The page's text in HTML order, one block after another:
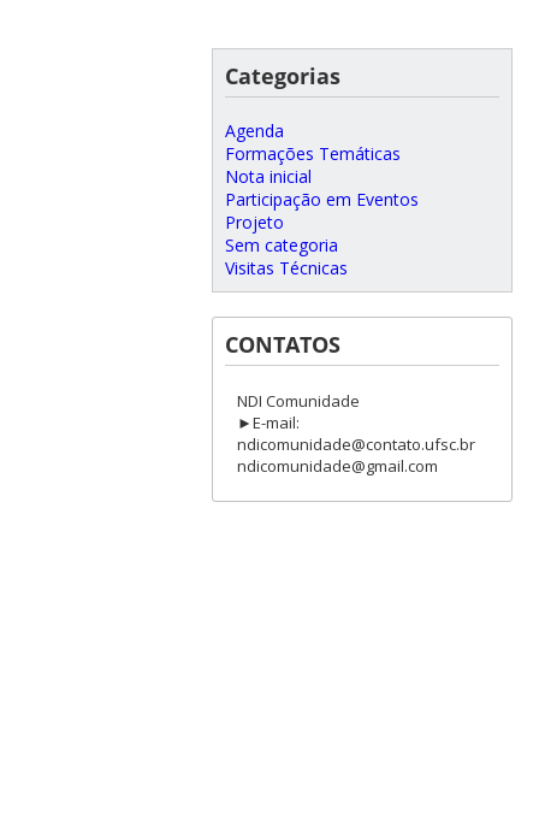
Categorias
Agenda
Formações Temáticas
Nota inicial
Participação em Eventos
Projeto
Sem categoria
Visitas Técnicas
CONTATOS
NDI Comunidade
►E-mail:
ndicomunidade@contato.ufsc.br
ndicomunidade@gmail.com